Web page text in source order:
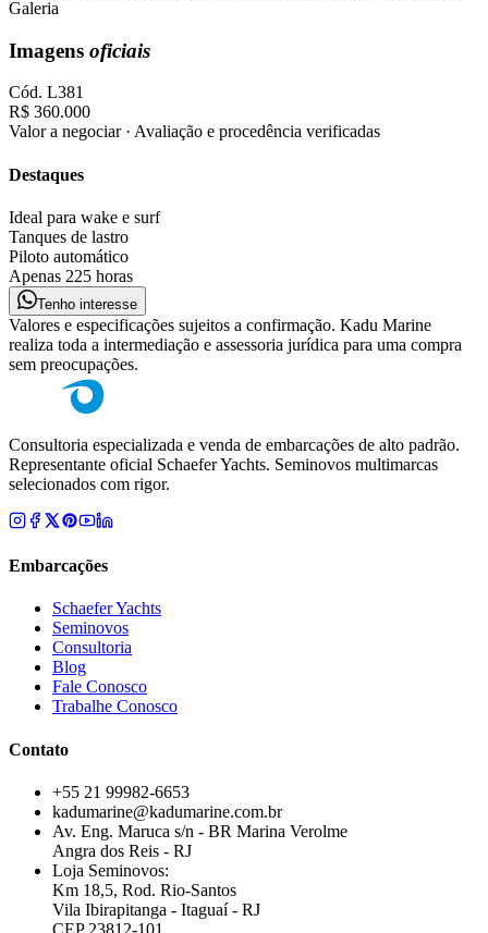
Galeria
Imagens oficiais
Cód. L381
R$ 360.000
Valor a negociar · Avaliação e procedência verificadas
Destaques
Ideal para wake e surf
Tanques de lastro
Piloto automático
Apenas 225 horas
Tenho interesse
Valores e especificações sujeitos a confirmação. Kadu Marine
realiza toda a intermediação e assessoria jurídica para uma compra
sem preocupações.
Consultoria especializada e venda de embarcações de alto padrão.
Representante oficial Schaefer Yachts. Seminovos multimarcas
selecionados com rigor.
Embarcações
Schaefer Yachts
Seminovos
Consultoria
Blog
Fale Conosco
Trabalhe Conosco
Contato
+55 21 99982-6653
kadumarine@kadumarine.com.br
Av. Eng. Maruca s/n - BR Marina Verolme
Angra dos Reis - RJ
Loja Seminovos:
Km 18,5, Rod. Rio-Santos
Vila Ibirapitanga - Itaguaí - RJ
CEP 23812-101